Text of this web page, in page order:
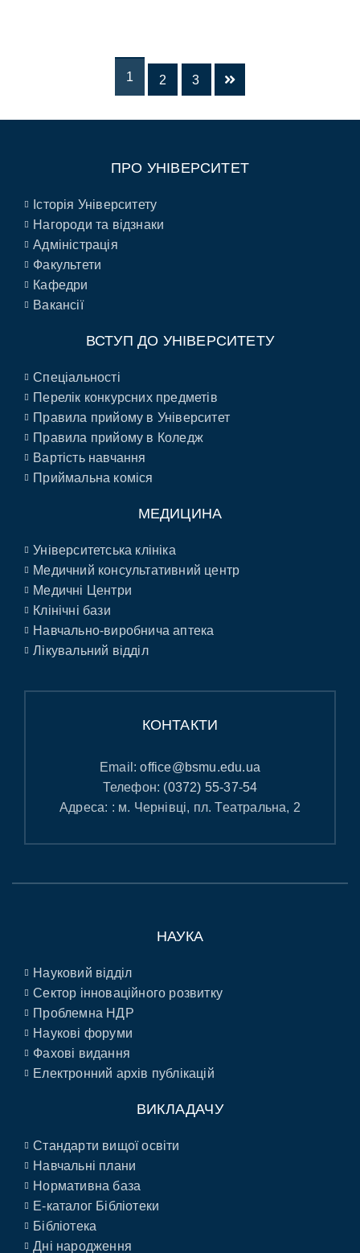
1 2 3
ПРО УНІВЕРСИТЕТ
Історія Університету
Нагороди та відзнаки
Адміністрація
Факультети
Кафедри
Вакансії
ВСТУП ДО УНІВЕРСИТЕТУ
Спеціальності
Перелік конкурсних предметів
Правила прийому в Університет
Правила прийому в Коледж
Вартість навчання
Приймальна коміся
МЕДИЦИНА
Університетська клініка
Медичний консультативний центр
Медичні Центри
Клінічні бази
Навчально-виробнича аптека
Лікувальний відділ
КОНТАКТИ
Email:office@bsmu.edu.ua
Телефон: (0372) 55-37-54
Адреса: : м. Чернівці, пл. Театральна, 2
НАУКА
Науковий відділ
Сектор інноваційного розвитку
Проблемна НДР
Наукові форуми
Фахові видання
Електронний архів публікацій
ВИКЛАДАЧУ
Стандарти вищої освіти
Навчальні плани
Нормативна база
E-каталог Бібліотеки
Бібліотека
Дні народження